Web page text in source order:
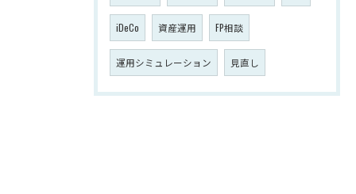
iDeCo 資産運用 FP相談
運用シミュレーション 見直し